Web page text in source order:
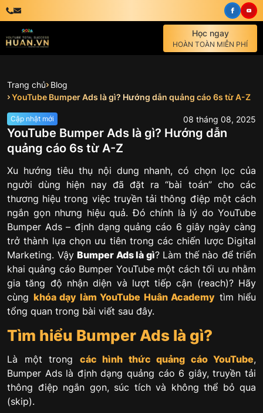
Học ngay
HOÀN TOÀN MIỄN PHÍ
Trang chủ Blog
YouTube Bumper Ads là gì? Hướng dẫn quảng cáo 6s từ A-Z
Cập nhật mới 08 tháng 08, 2025
YouTube Bumper Ads là gì? Hướng dẫn
quảng cáo 6s từ A-Z
Xu hướng tiêu thụ nội dung nhanh, có chọn lọc của
người dùng hiện nay đã đặt ra “bài toán” cho các
thương hiệu trong việc truyền tải thông điệp một cách
ngắn gọn nhưng hiệu quả. Đó chính là lý do YouTube
Bumper Ads – định dạng quảng cáo 6 giây ngày càng
trở thành lựa chọn ưu tiên trong các chiến lược Digital
Marketing. Vậy Bumper Ads là gì? Làm thế nào để triển
khai quảng cáo Bumper YouTube một cách tối ưu nhằm
gia tăng độ nhận diện và lượt tiếp cận (reach)? Hãy
cùng khóa dạy làm YouTube Huân Academy tìm hiểu
tổng quan trong bài viết sau đây.
Tìm hiểu Bumper Ads là gì?
Là một trong các hình thức quảng cáo YouTube,
Bumper Ads là định dạng quảng cáo 6 giây, truyền tải
thông điệp ngắn gọn, súc tích và không thể bỏ qua
(skip).